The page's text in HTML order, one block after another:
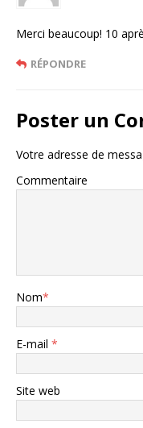
Merci beaucoup! 10
RÉPONDRE
Poster un
Votre adresse de
Commentaire
Nom*
E-mail *
Site web